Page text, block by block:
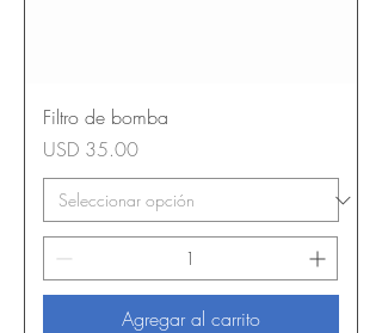
Filtro de bomba
Precio
USD 35.00
Agregar al carrito